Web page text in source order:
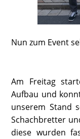
Nun zum Event
Am Freitag
Aufbau und
unserem Stand
Schachbretter
diese wurden